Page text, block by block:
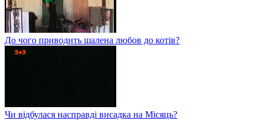
До чого приводить шалена любов до котів?
Чи відбулася насправді висадка на Місяць?